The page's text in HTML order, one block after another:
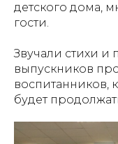
детского дома,
гости.
Звучали стихи и
выпускников
воспитанников,
будет